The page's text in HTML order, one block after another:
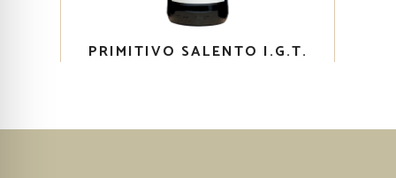
PRIMITIVO SALENTO I.G.T.